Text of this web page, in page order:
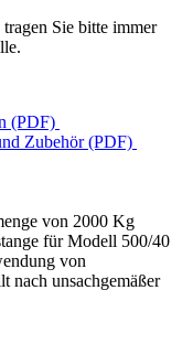
Sie bitte immer
(PDF)
Zubehör (PDF)
von 2000 Kg
für Modell 500/40
von
nach unsachgemäßer